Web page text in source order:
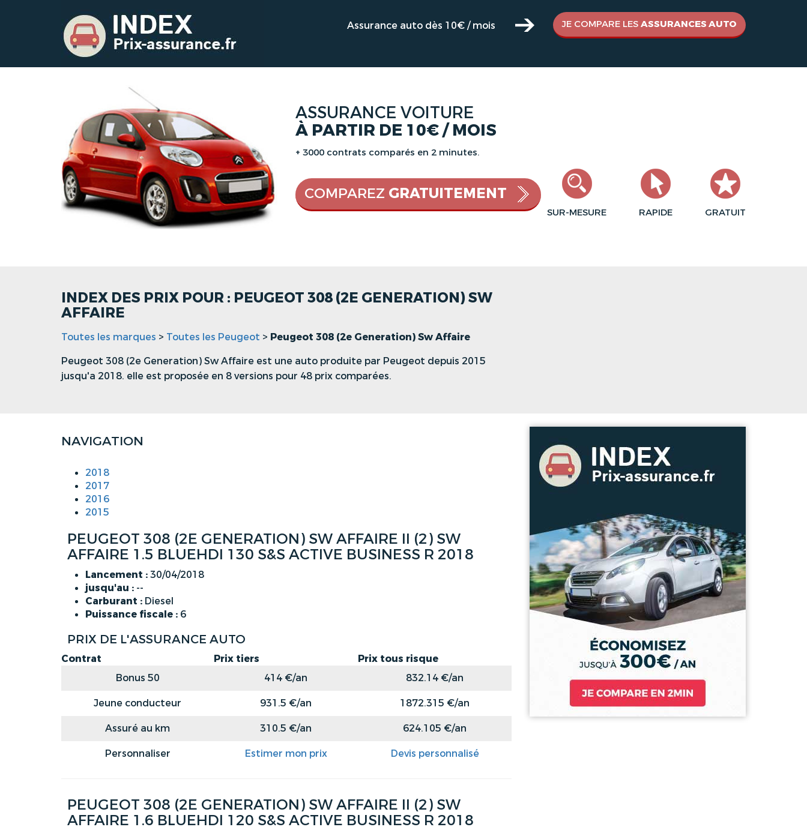
Assurance auto dès 10€ / mois JE COMPARE LES ASSURANCES AUTO
ASSURANCE VOITURE
À PARTIR DE 10€ / MOIS
+ 3000 contrats comparés en 2 minutes.
SUR-MESURE RAPIDE GRATUIT
COMPAREZ GRATUITEMENT
INDEX DES PRIX POUR : PEUGEOT 308 (2E GENERATION) SW
AFFAIRE
Toutes les marques > Toutes les Peugeot > Peugeot 308 (2e Generation) Sw Affaire
Peugeot 308 (2e Generation) Sw Affaire est une auto produite par Peugeot depuis 2015
jusqu'a 2018. elle est proposée en 8 versions pour 48 prix comparées.
NAVIGATION
2018
2017
2016
2015
PEUGEOT 308 (2E GENERATION) SW AFFAIRE II (2) SW
AFFAIRE 1.5 BLUEHDI 130 S&S ACTIVE BUSINESS R 2018
Lancement :30/04/2018
jusqu'au : --
Carburant : Diesel
Puissance fiscale : 6
PRIX DE L'ASSURANCE AUTO
Contrat Prix tiers
Prix tous risque
Bonus 50
414 €/an
832.14 €/an
Jeune conducteur
931.5 €/an
1872.315 €/an
Assuré au km
310.5 €/an
624.105 €/an
Personnaliser
Estimer mon prix Devis personnalisé
PEUGEOT 308 (2E GENERATION) SW AFFAIRE II (2) SW
AFFAIRE 1.6 BLUEHDI 120 S&S ACTIVE BUSINESS R 2018